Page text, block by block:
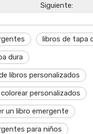
Siguiente:
libros de tapa
dura
libros personalizados
personalizados
un libro emergente
para niños